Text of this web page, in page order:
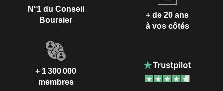
N°1 du Conseil
Boursier
+ de 20 ans
à vos côtés
+ 1 300 000
membres